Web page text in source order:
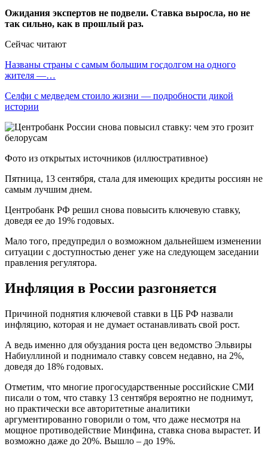
Ожидания экспертов не подвели. Ставка выросла, но не
так сильно, как в прошлый раз.
Сейчас читают
Названы страны с самым большим госдолгом на одного
жителя —…
Селфи с медведем стоило жизни — подробности дикой
истории
Фото из открытых источников (иллюстративное)
Пятница, 13 сентября, стала для имеющих кредиты россиян не
самым лучшим днем.
Центробанк РФ решил снова повысить ключевую ставку,
доведя ее до 19% годовых.
Мало того, предупредил о возможном дальнейшем изменении
ситуации с доступностью денег уже на следующем заседании
правления регулятора.
Инфляция в России разгоняется
Причиной поднятия ключевой ставки в ЦБ РФ назвали
инфляцию, которая и не думает останавливать свой рост.
А ведь именно для обуздания роста цен ведомство Эльвиры
Набиуллиной и поднимало ставку совсем недавно, на 2%,
доведя до 18% годовых.
Отметим, что многие прогосударственные российские СМИ
писали о том, что ставку 13 сентября вероятно не поднимут,
но практически все авторитетные аналитики
аргументированно говорили о том, что даже несмотря на
мощное противодействие Минфина, ставка снова вырастет. И
возможно даже до 20%. Вышло – до 19%.